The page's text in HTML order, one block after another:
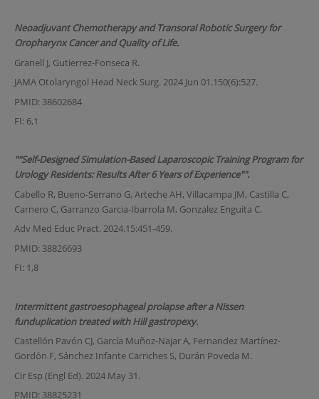
Neoadjuvant Chemotherapy and Transoral Robotic Surgery for
Oropharynx Cancer and Quality of Life.
Granell J, Gutierrez-Fonseca R.
JAMA Otolaryngol Head Neck Surg. 2024 Jun 01.150(6):527.
PMID: 38602684
FI: 6,1
""Self-Designed Simulation-Based Laparoscopic Training Program for
Urology Residents: Results After 6 Years of Experience"".
Cabello R, Bueno-Serrano G, Arteche AH, Villacampa JM, Castilla C,
Carnero C, Garranzo Garcia-Ibarrola M, Gonzalez Enguita C.
Adv Med Educ Pract. 2024.15:451-459.
PMID: 38826693
FI: 1,8
Intermittent gastroesophageal prolapse after a Nissen
funduplication treated with Hill gastropexy.
Castellón Pavón CJ, García Muñoz-Najar A, Fernandez Martínez-
Gordón F, Sánchez Infante Carriches S, Durán Poveda M.
Cir Esp (Engl Ed). 2024 May 31.
PMID: 38825231